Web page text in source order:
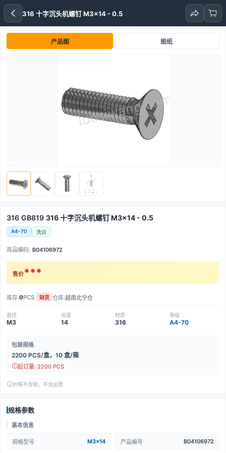
316 十字沉头机螺钉 M3x14 - 0.5
产品图 图纸
316 GB819 316 十字沉头机螺钉 M3x14 - 0.5
A4-70 洗白
商品编码: B04106972
售价***
库存:0PCS 缺货 仓库:越南北宁仓
直径
M3
长度
14
材质
316
等级
A4-70
包装规格
2200 PCS/盒，10 盒/箱
起订量: 2200 PCS
价格不含税，不含运费
规格参数
基本信息
规格型号 M3x14 产品编号 B04106972